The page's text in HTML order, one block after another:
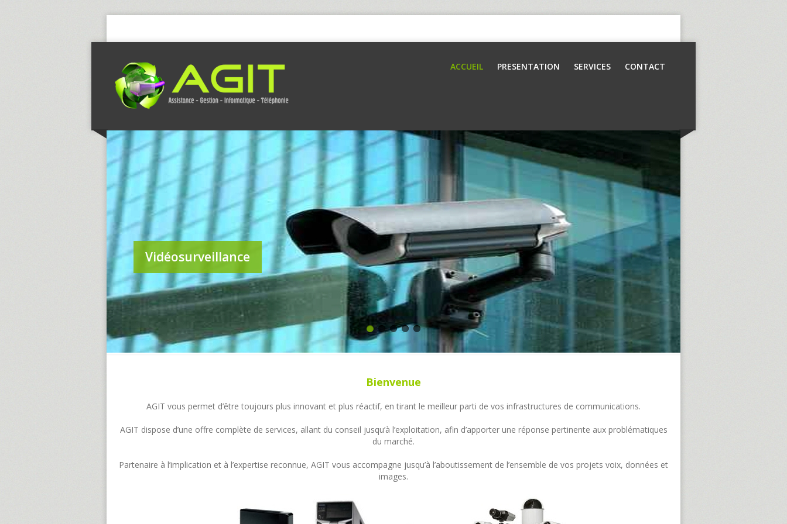
ACCUEIL PRESENTATION SERVICES CONTACT
Vidéosurveillance
Bienvenue
AGIT vous permet d’être toujours plus innovant et plus réactif, en tirant le meilleur parti de vos infrastructures de communications.
AGIT dispose d’une offre complète de services, allant du conseil jusqu’à l’exploitation, afin d’apporter une réponse pertinente aux problématiques
du marché.
Partenaire à l’implication et à l’expertise reconnue, AGIT vous accompagne jusqu’à l’aboutissement de l’ensemble de vos projets voix, données et
images.